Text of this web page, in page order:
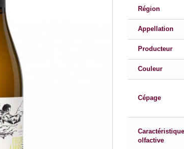
Région
Appellation
Producteur
Couleur
Cépage
Caractéristique
olfactive